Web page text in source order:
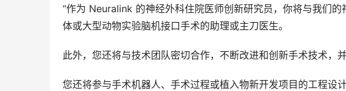
“作为 Neuralink 的神经外科住院医师创新研究员，你将与我们的
体或大型动物实验脑机接口手术的助理或主刀医生。
此外，您还将与技术团队密切合作，不断改进和创新手术技术，
您还将参与手术机器人、手术过程或植入物新开发项目的工程设